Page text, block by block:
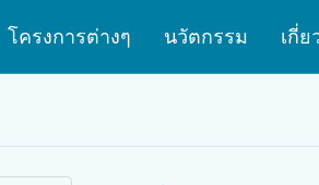
โครงการต่างๆ นวัตกรรม เกี่ย